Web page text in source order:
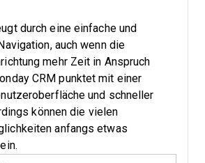
durch eine einfache und
auch wenn die
mehr Zeit in Anspruch
CRM punktet mit einer
und schneller
können die vielen
anfangs etwas